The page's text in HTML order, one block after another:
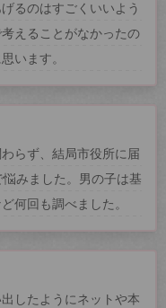
るのはすごくいいよう
えることがなかったの
います。
らず、結局市役所に届
みました。男の子は基
何回も調べました。
したようにネットや本